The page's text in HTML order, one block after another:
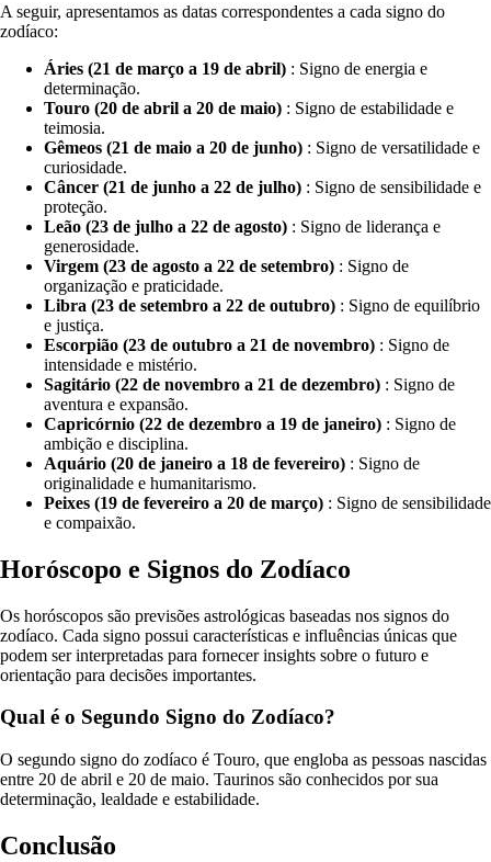
A seguir, apresentamos as datas correspondentes a cada signo do
zodíaco:
Áries (21 de março a 19 de abril) : Signo de energia e
determinação.
Touro (20 de abril a 20 de maio) : Signo de estabilidade e
teimosia.
Gêmeos (21 de maio a 20 de junho) : Signo de versatilidade e
curiosidade.
Câncer (21 de junho a 22 de julho) : Signo de sensibilidade e
proteção.
Leão (23 de julho a 22 de agosto) : Signo de liderança e
generosidade.
Virgem (23 de agosto a 22 de setembro) : Signo de
organização e praticidade.
Libra (23 de setembro a 22 de outubro) : Signo de equilíbrio
e justiça.
Escorpião (23 de outubro a 21 de novembro) : Signo de
intensidade e mistério.
Sagitário (22 de novembro a 21 de dezembro) : Signo de
aventura e expansão.
Capricórnio (22 de dezembro a 19 de janeiro) : Signo de
ambição e disciplina.
Aquário (20 de janeiro a 18 de fevereiro) : Signo de
originalidade e humanitarismo.
Peixes (19 de fevereiro a 20 de março) : Signo de sensibilidade
e compaixão.
Horóscopo e Signos do Zodíaco
Os horóscopos são previsões astrológicas baseadas nos signos do
zodíaco. Cada signo possui características e influências únicas que
podem ser interpretadas para fornecer insights sobre o futuro e
orientação para decisões importantes.
Qual é o Segundo Signo do Zodíaco?
O segundo signo do zodíaco é Touro, que engloba as pessoas nascidas
entre 20 de abril e 20 de maio. Taurinos são conhecidos por sua
determinação, lealdade e estabilidade.
Conclusão